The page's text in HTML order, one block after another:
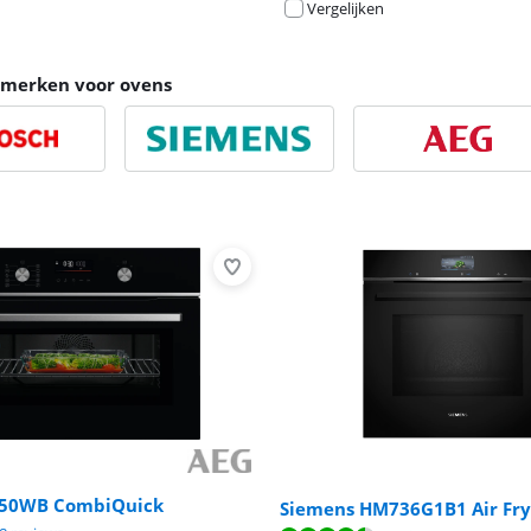
Vergelijken
voor ovens
CombiQuick Siemens HM736G1B1 Air Fry